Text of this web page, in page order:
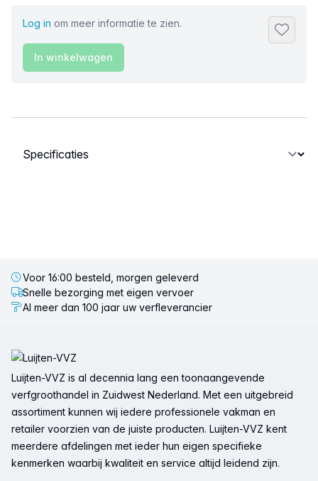
Log in om meer informatie te zien.
In winkelwagen
Selecteer een tabblad
Voor 16:00 besteld, morgen geleverd
Snelle bezorging met eigen vervoer
Al meer dan 100 jaar uw verfleverancier
Luijten-VVZ is al decennia lang een toonaangevende
verfgroothandel in Zuidwest Nederland. Met een uitgebreid
assortiment kunnen wij iedere professionele vakman en
retailer voorzien van de juiste producten. Luijten-VVZ kent
meerdere afdelingen met ieder hun eigen specifieke
kenmerken waarbij kwaliteit en service altijd leidend zijn.